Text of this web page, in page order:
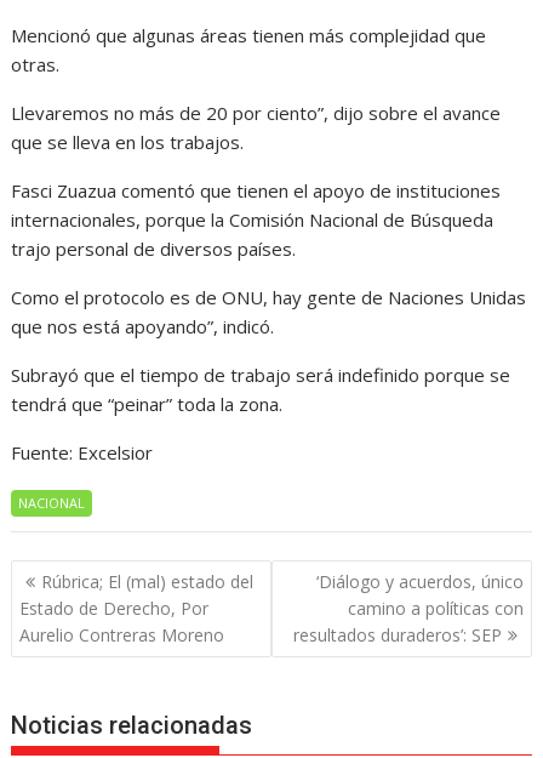
Mencionó que algunas áreas tienen más complejidad que
otras.
Llevaremos no más de 20 por ciento”, dijo sobre el avance
que se lleva en los trabajos.
Fasci Zuazua comentó que tienen el apoyo de instituciones
internacionales, porque la Comisión Nacional de Búsqueda
trajo personal de diversos países.
Como el protocolo es de ONU, hay gente de Naciones Unidas
que nos está apoyando”, indicó.
Subrayó que el tiempo de trabajo será indefinido porque se
tendrá que “peinar” toda la zona.
Fuente: Excelsior
NACIONAL
Navegación
de
entradas
Rúbrica; El (mal) estado del
Estado de Derecho, Por
Aurelio Contreras Moreno
‘Diálogo y acuerdos, único
camino a políticas con
resultados duraderos’: SEP
Noticias relacionadas